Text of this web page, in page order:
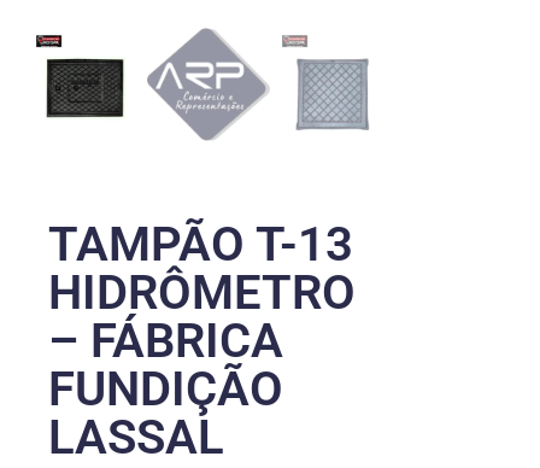
TAMPÃO T-13
HIDRÔMETRO
– FÁBRICA
FUNDIÇÃO
LASSAL